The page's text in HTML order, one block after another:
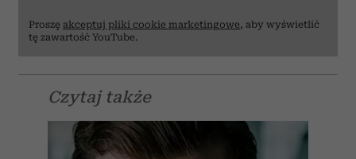
Proszę akceptuj pliki cookie marketingowe, aby wyświetlić
tę zawartość YouTube.
Czytaj także